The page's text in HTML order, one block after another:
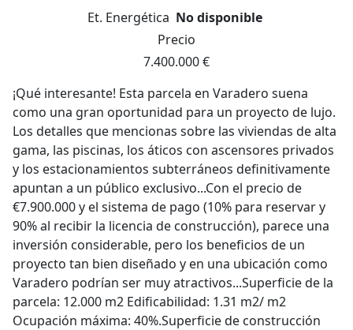
Et. Energética No disponible
Precio
7.400.000 €
¡Qué interesante! Esta parcela en Varadero suena
como una gran oportunidad para un proyecto de lujo.
Los detalles que mencionas sobre las viviendas de alta
gama, las piscinas, los áticos con ascensores privados
y los estacionamientos subterráneos definitivamente
apuntan a un público exclusivo...Con el precio de
€7.900.000 y el sistema de pago (10% para reservar y
90% al recibir la licencia de construcción), parece una
inversión considerable, pero los beneficios de un
proyecto tan bien diseñado y en una ubicación como
Varadero podrían ser muy atractivos...Superficie de la
parcela: 12.000 m2 Edificabilidad: 1.31 m2/ m2
Ocupación máxima: 40%.Superficie de construcción